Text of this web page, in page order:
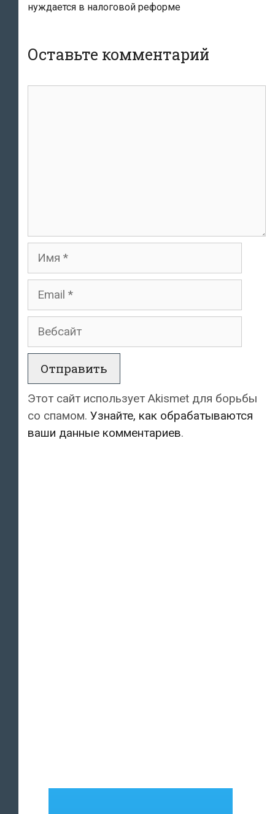
нуждается в налоговой реформе
Оставьте комментарий
Имя
Email
Вебсайт
Этот сайт использует Akismet для борьбы
со спамом. Узнайте, как обрабатываются
ваши данные комментариев.